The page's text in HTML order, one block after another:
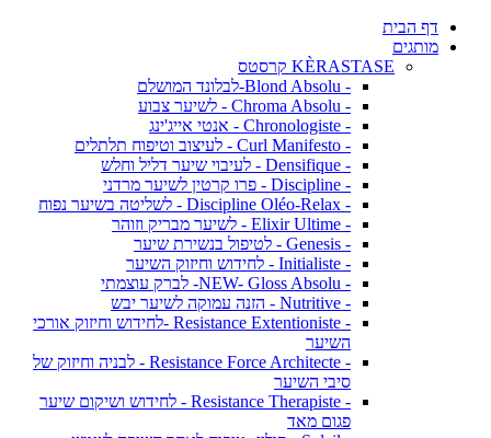
דף הבית
מותגים
KÈRASTASE קרסטס
- Blond Absolu-לבלונד המושלם
- Chroma Absolu - לשיער צבוע
- Chronologiste - אנטי אייג'ינג
- Curl Manifesto - לעיצוב וטיפוח תלתלים
- Densifique - לעיבוי שיער דליל וחלש
- Discipline - פרו קרטין לשיער מרדני
- Discipline Oléo-Relax - לשליטה בשיער נפוח
- Elixir Ultime - לשיער מבריק וזוהר
- Genesis - לטיפול בנשירת שיער
- Initialiste - לחידוש וחיזוק השיער
- NEW- Gloss Absolu- לברק עוצמתי
- Nutritive - הזנה עמוקה לשיער יבש
- Resistance Extentioniste -לחידוש וחיזוק אורכי
השיער
- Resistance Force Architecte - לבניה וחיזוק של
סיבי השיער
- Resistance Therapiste - לחידוש ושיקום שיער
פגום מאד